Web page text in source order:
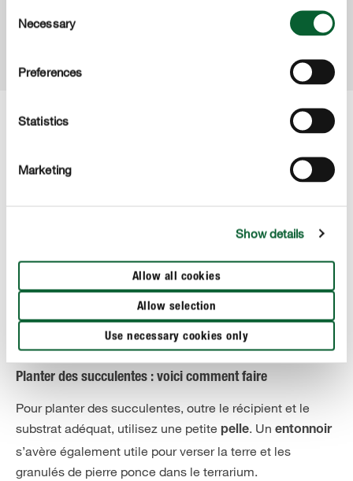
Selection
Necessary
Preferences
Statistics
Marketing
Show details
Allow all cookies
Allow selection
Use necessary cookies only
Planter des succulentes : voici comment faire
Pour planter des succulentes, outre le récipient et le
substrat adéquat, utilisez une petite pelle. Un entonnoir
s’avère également utile pour verser la terre et les
granulés de pierre ponce dans le terrarium.